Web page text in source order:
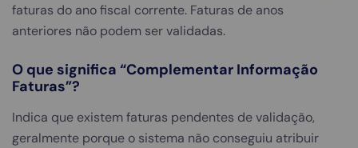
faturas do ano fiscal corrente. Faturas de anos
anteriores não podem ser validadas.
O que significa “Complementar Informação
Faturas”?
Indica que existem faturas pendentes de validação,
geralmente porque o sistema não conseguiu atribuir